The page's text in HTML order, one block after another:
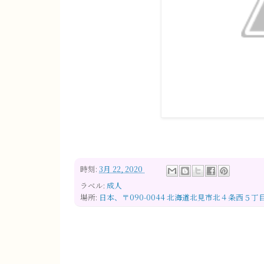
時刻: 3月 22, 2020
ラベル: 成人
場所: 日本、〒090-0044 北海道北見市北４条西５丁